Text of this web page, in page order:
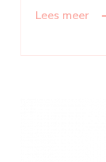
Lees meer